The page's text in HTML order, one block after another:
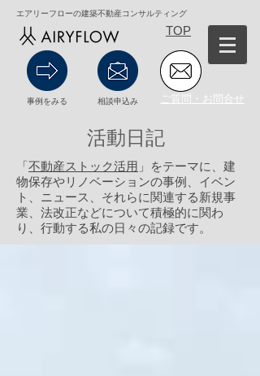
エアリーフローの建築不動産コンサルティング
TOP
事例をみる 相談申込み ご質問・お問合せ
活動日記
「不動産ストック活用 」をテーマに、建
物保存やリノベーションの事例、イベン
ト、ニュース、それらに関連する新規事
業、法改正などについて積極的に関わ
り、行動する私の日々の記録です。